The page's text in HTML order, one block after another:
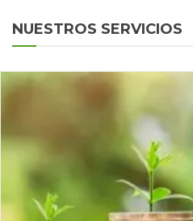
NUESTROS SERVICIOS